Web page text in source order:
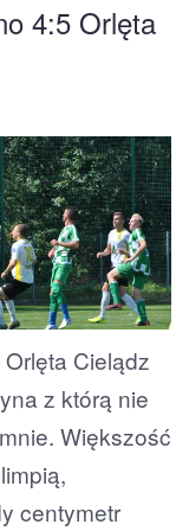
4:5 Orlęta
Cielądz
z którą nie
Większość
centymetr